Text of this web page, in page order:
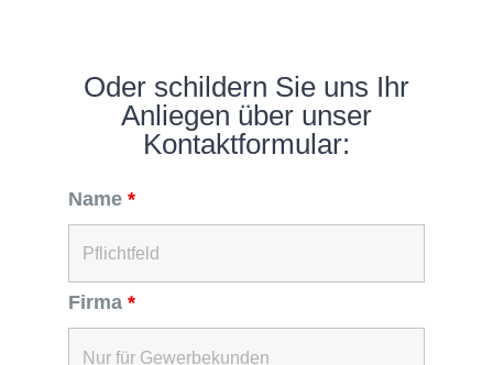
Oder schil­dern Sie uns Ihr
Anlie­gen über unser
Kontaktformular:
Name *
Firma *